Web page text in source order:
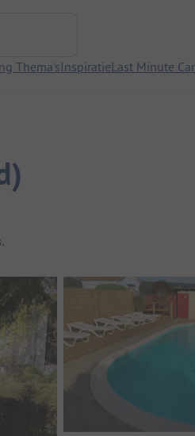
Thema'sInspiratieLast Minute